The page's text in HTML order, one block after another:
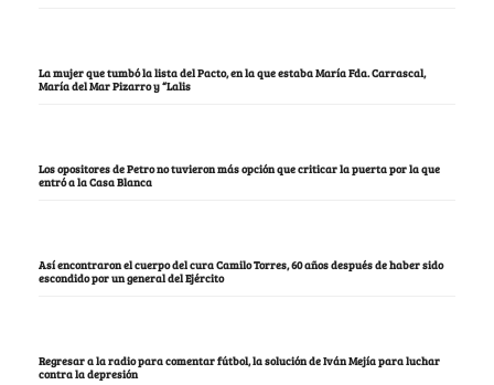
La mujer que tumbó la lista del Pacto, en la que estaba María Fda. Carrascal,
María del Mar Pizarro y “Lalis
Los opositores de Petro no tuvieron más opción que criticar la puerta por la que
entró a la Casa Blanca
Así encontraron el cuerpo del cura Camilo Torres, 60 años después de haber sido
escondido por un general del Ejército
Regresar a la radio para comentar fútbol, la solución de Iván Mejía para luchar
contra la depresión